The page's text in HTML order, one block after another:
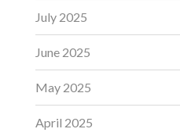
July 2025
June 2025
May 2025
April 2025